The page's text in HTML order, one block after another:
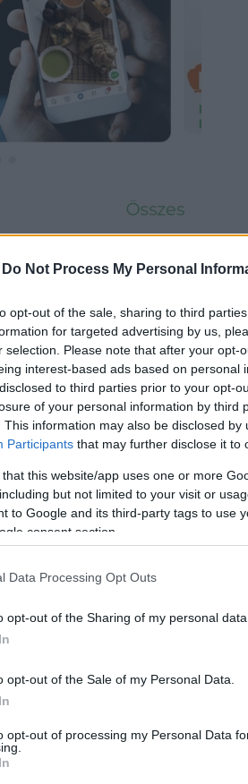
Do Not Process My Personal
opt-out of the sale, sharing to third
for targeted advertising by us,
selection. Please note that after your opt-
interest-based ads based on personal
to third parties prior to your opt-
of your personal information by third
This information may also be disclosed
Participants that may further disclose it to
that this website/app uses one or more
but not limited to your visit or
to Google and its third-party tags to use
consent section.
Data Processing Opt Outs
opt-out of the Sharing of my personal data.
opt-out of the Sale of my Personal Data.
opt-out of processing my Personal Data
alapítók, hogy segítsenek
élelmiszer megy a kukába.
terheli erősen, de